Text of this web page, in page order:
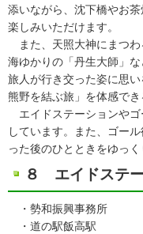
添いながら、沈下橋やお
楽しみいただけます。
また、天照大神にまつわ
海ゆかりの「丹生大師」
旅人が行き交った姿に思
熊野を結ぶ旅」を体感でき
エイドステーションやゴ
しています。また、ゴー
った後のひとときをゆっ
８ エイドステ
・勢和振興事務所 （
・道の駅飯高駅 （